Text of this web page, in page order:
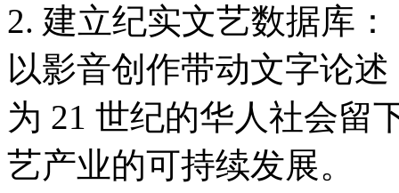
2. 建立纪实文艺数据库：
以影音创作带动文字论
为 21 世纪的华人社会留
艺产业的可持续发展。